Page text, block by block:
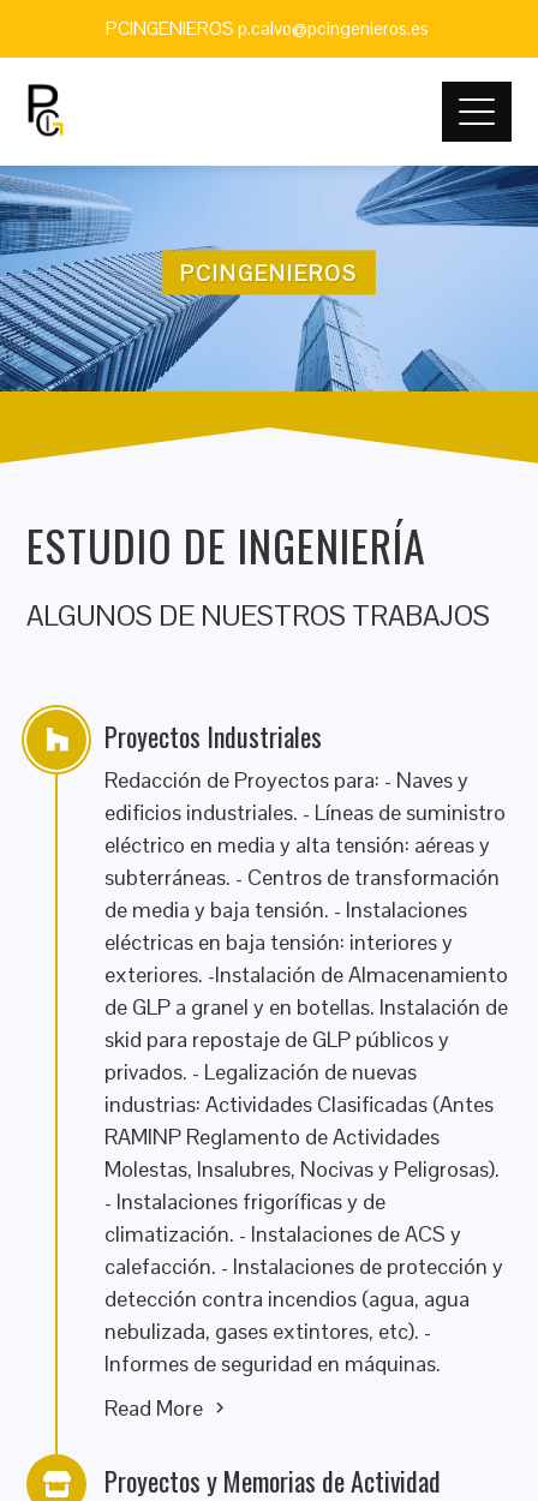
PCINGENIEROS p.calvo@pcingenieros.es
PCINGENIEROS
ESTUDIO DE INGENIERÍA
ALGUNOS DE NUESTROS TRABAJOS
Proyectos Industriales
Redacción de Proyectos para: - Naves y
edificios industriales. - Líneas de suministro
eléctrico en media y alta tensión: aéreas y
subterráneas. - Centros de transformación
de media y baja tensión. - Instalaciones
eléctricas en baja tensión: interiores y
exteriores. -Instalación de Almacenamiento
de GLP a granel y en botellas. Instalación de
skid para repostaje de GLP públicos y
privados. - Legalización de nuevas
industrias: Actividades Clasificadas (Antes
RAMINP Reglamento de Actividades
Molestas, Insalubres, Nocivas y Peligrosas).
- Instalaciones frigoríficas y de
climatización. - Instalaciones de ACS y
calefacción. - Instalaciones de protección y
detección contra incendios (agua, agua
nebulizada, gases extintores, etc). -
Informes de seguridad en máquinas.
Read More
Proyectos y Memorias de Actividad